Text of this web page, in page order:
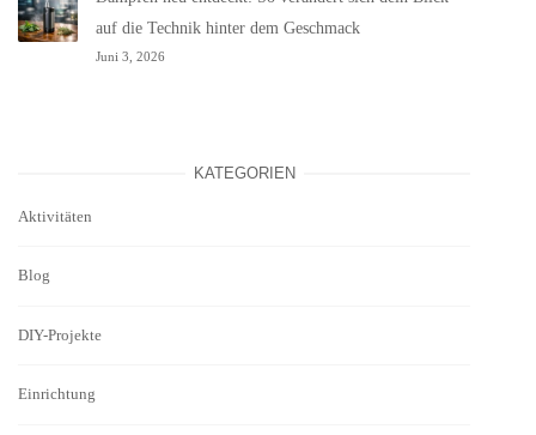
auf die Technik hinter dem Geschmack
Juni 3, 2026
KATEGORIEN
Aktivitäten
Blog
DIY-Projekte
Einrichtung